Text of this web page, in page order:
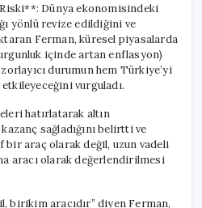
Dünya ekonomisindeki
yönlü revize edildiğini ve
Ferman, küresel piyasalarda
içinde artan enflasyon)
durumun hem Türkiye’yi
vurguladı.
hatırlatarak altın
sağladığını belirtti ve
bir araç olarak değil, uzun vadeli
aracı olarak değerlendirilmesi
birikim aracıdır” diyen Ferman,